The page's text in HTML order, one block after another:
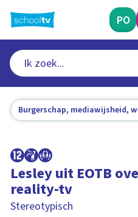
naar
hoofdinhoud
PO
Burgerschap, mediawijsheid,
Lesley uit EOTB
reality-tv
Stereotypisch